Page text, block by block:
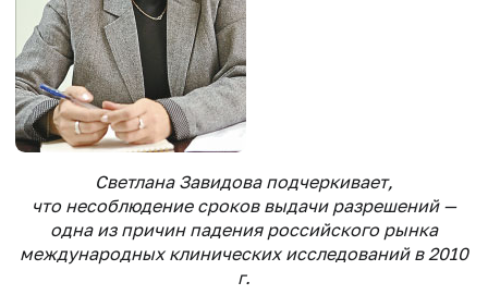
Светлана Завидова подчеркивает,
что несоблюдение сроков выдачи разрешений —
одна из причин падения российского рынка
международных клинических исследований в 2010
г.